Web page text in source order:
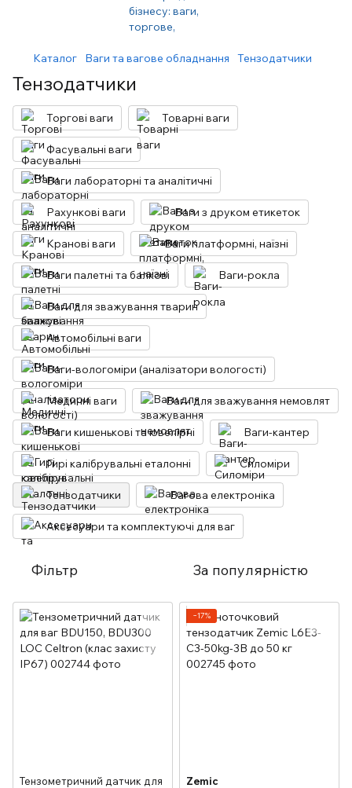
Каталог Ваги та вагове обладнання Тензодатчики
Тензодатчики
Торгові ваги Товарні ваги
Фасувальні ваги
Ваги лабораторні та аналітичні
Рахункові ваги Ваги з друком етикеток
Кранові ваги Ваги платформні, наїзні
Ваги палетні та балкові Ваги-рокла
Ваги для зважування тварин
Автомобільні ваги
Ваги-вологоміри (аналізатори вологості)
Медичні ваги Ваги для зважування немовлят
Ваги кишенькові та ювелірні Ваги-кантер
Гирі калібрувальні еталонні Силоміри
Тензодатчики Вагова електроніка
Аксесуари та комплектуючі для ваг
Фільтр За популярністю
Тензометричний датчик для
−17%
Zemic